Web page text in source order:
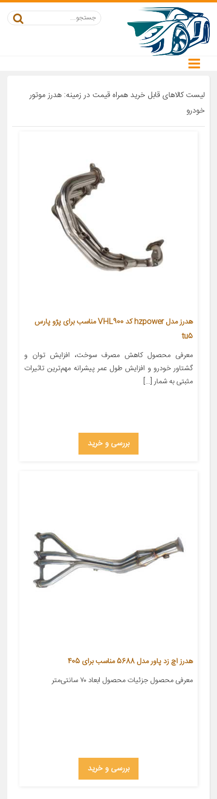
لیست کالاهای قابل خرید همراه قیمت در زمینه: هدرز موتور
خودرو
هدرز مدل hzpower کد VHL900 مناسب برای پژو پارس
tu5
معرفی محصول کاهش مصرف سوخت، افزایش توان و
گشتاور خودرو و افزایش طول عمر پیشرانه مهم‌ترین تاثیرات
مثبتی به شمار […]
بررسی و خرید
هدرز اچ زد پاور مدل 5688 مناسب برای 405
معرفی محصول جزئیات محصول ابعاد ۷۰ سانتی‌متر
بررسی و خرید